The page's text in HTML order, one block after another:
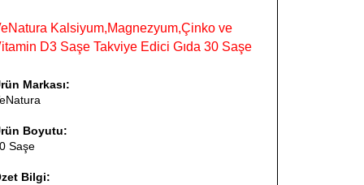
Kalsiyum,Magnezyum,Çinko ve
D3 Saşe Takviye Edici Gıda 30 Saşe
Markası:
Boyutu:
Saşe
Bilgi: